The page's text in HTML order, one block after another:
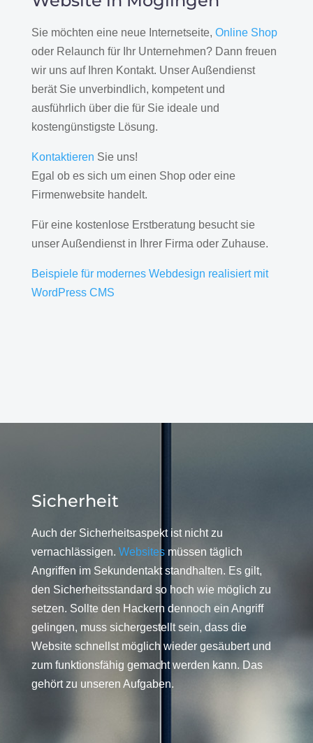
Sie möchten eine neue Internetseite, Online Shop
oder Relaunch für Ihr Unternehmen? Dann freuen
wir uns auf Ihren Kontakt. Unser Außendienst
berät Sie unverbindlich, kompetent und
ausführlich über die für Sie ideale und
kostengünstigste Lösung.
Kontaktieren Sie uns!
Egal ob es sich um einen Shop oder eine
Firmenwebsite handelt.
Für eine kostenlose Erstberatung besucht sie
unser Außendienst in Ihrer Firma oder Zuhause.
Beispiele für modernes Webdesign realisiert mit
WordPress CMS
Sicherheit
Auch der Sicherheitsaspekt ist nicht zu
vernachlässigen. Websitesmüssen täglich
Angriffen im Sekundentakt standhalten. Es gilt,
den Sicherheitsstandard so hoch wie möglich zu
setzen. Sollte den Hackern dennoch ein Angriff
gelingen, muss sichergestellt sein, dass die
Website schnellst möglich wieder gesäubert und
zum funktionsfähig gemacht werden kann. Das
gehört zu unseren Aufgaben.